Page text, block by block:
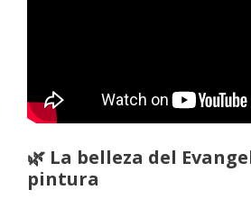
🌿 La belleza del
pintura